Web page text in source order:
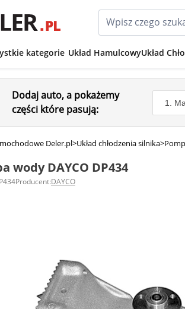
kategorie Układ HamulcowyUkład
Dodaj auto, a pokażemy
części które pasują:
Deler.pl>Układ chłodzenia silnika>
wody DAYCO DP434
Producent:DAYCO